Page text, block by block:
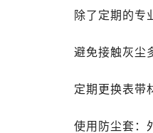
除了定期的专
避免接触灰尘
定期更换表带
使用防尘套：